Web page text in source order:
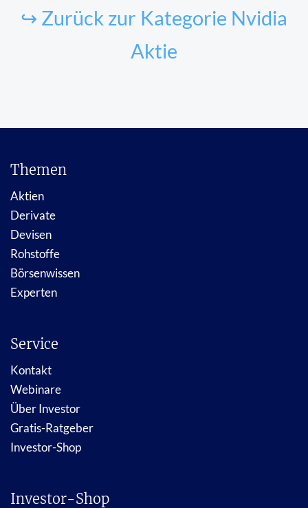
↪ Zurück zur Kategorie Nvidia
Aktie
Themen
Aktien
Derivate
Devisen
Rohstoffe
Börsenwissen
Experten
Service
Kontakt
Webinare
Über Investor
Gratis-Ratgeber
Investor-Shop
Investor-Shop